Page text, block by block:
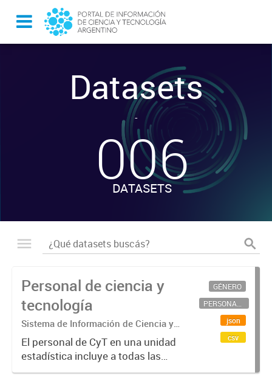
Datasets
-
006
DATASETS
Personal de ciencia y
tecnología
Sistema de Información de Ciencia y
Tecnología Argentino (SICYTAR)
El personal de CyT en una unidad
estadística incluye a todas las
personas involucradas
GÉNERO
PERSONAL CIENTÍFICO-TECNOLÓGICO
json
csv